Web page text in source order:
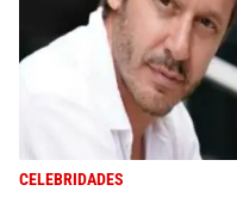
CELEBRIDADES